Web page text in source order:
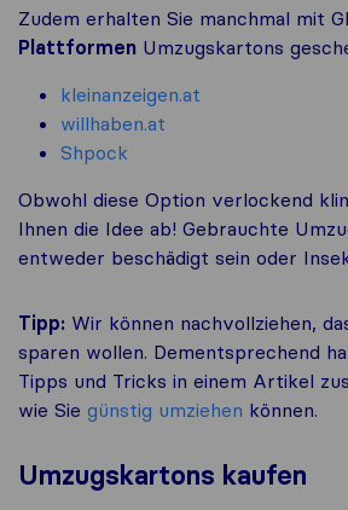
Zudem erhalten Sie manchmal mit
Plattformen Umzugskartons
kleinanzeigen.at
willhaben.at
Shpock
Obwohl diese Option verlockend
Ihnen die Idee ab! Gebrauchte
entweder beschädigt sein oder
Tipp: Wir können nachvollziehen,
sparen wollen. Dementsprechend
Tipps und Tricks in einem Artikel
wie Sie günstig umziehen können.
Umzugskartons kaufen